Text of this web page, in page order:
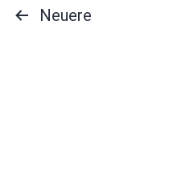
Seitennummerierung
Neuere